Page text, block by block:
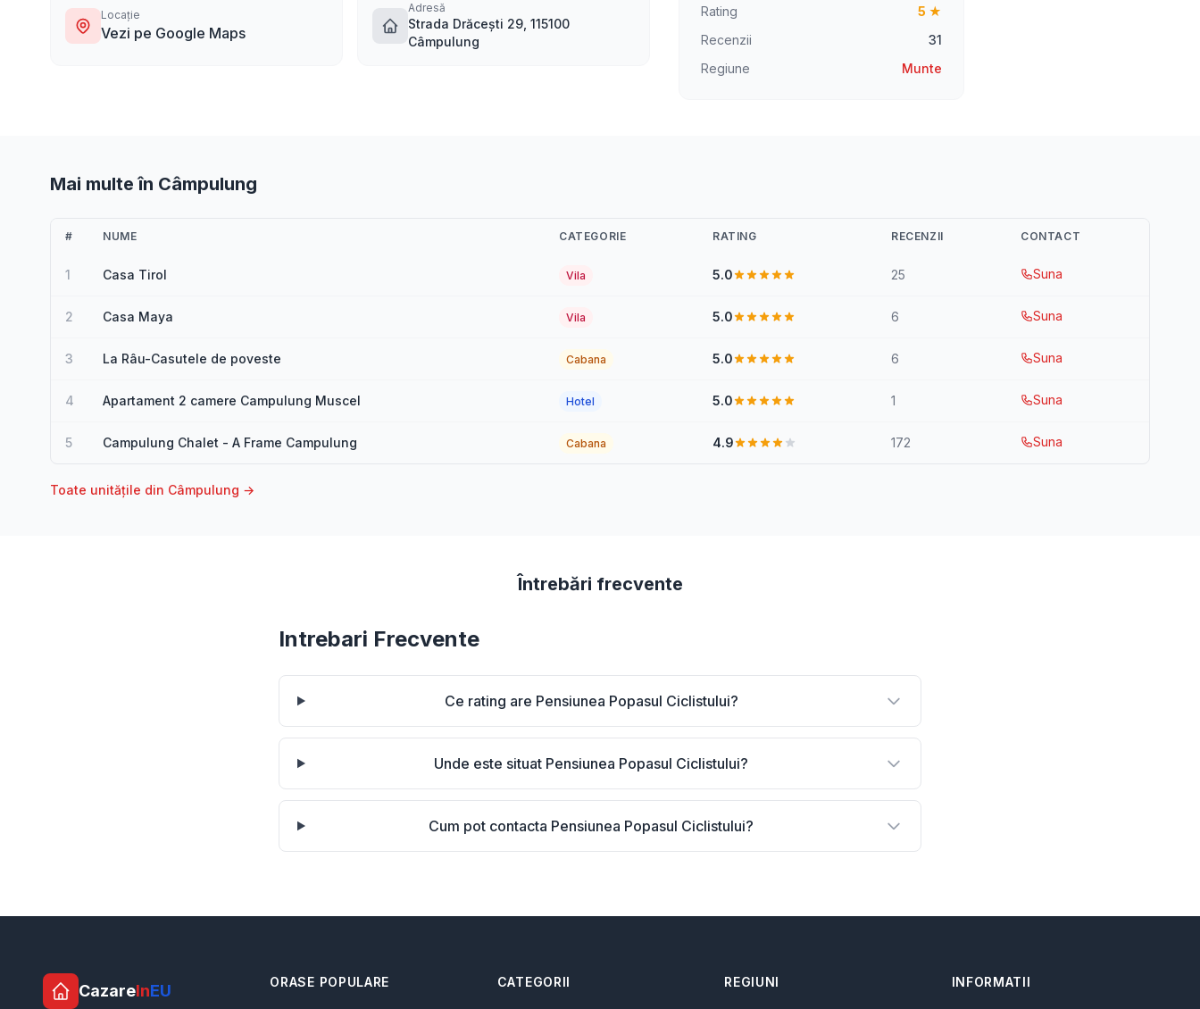
Locație
Vezi pe Google Maps
Adresă
Strada Drăcești 29, 115100
Câmpulung
Rating
5 ★
Recenzii
31
Regiune
Munte
Mai multe în Câmpulung
# NUME CATEGORIE RATING RECENZII CONTACT
1 Casa Tirol Vila 5.0 25 Suna
2 Casa Maya Vila 5.0 6 Suna
3 La Râu-Casutele de poveste Cabana 5.0 6 Suna
4 Apartament 2 camere Campulung Muscel Hotel 5.0 1 Suna
5 Campulung Chalet - A Frame Campulung Cabana 4.9 172 Suna
Toate unitățile din Câmpulung →
Întrebări frecvente
Intrebari Frecvente
Ce rating are Pensiunea Popasul Ciclistului?
Unde este situat Pensiunea Popasul Ciclistului?
Cum pot contacta Pensiunea Popasul Ciclistului?
CazareInEU ORASE POPULARE CATEGORII REGIUNI INFORMATII